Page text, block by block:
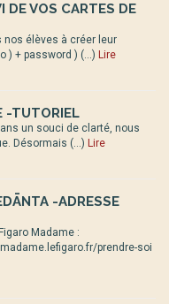
DE VOS CARTES DE
nos élèves à créer leur
) + password ) (…) Lire
-TUTORIEL
un souci de clarté, nous
Désormais (…) Lire
-ADRESSE
Madame :
prendre-soi